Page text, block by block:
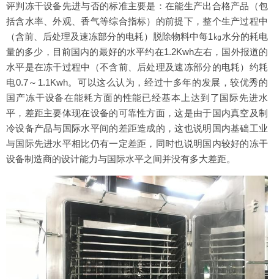
评判冻干设备先进与否的标准主要是：在能生产出合格产品（包
括含水率、外观、香气等综合指标）的前提下，整个生产过程中
（含前、后处理及速冻部分的电耗）脱除物料中每1㎏水分的耗电
量的多少，目前国内的最好的水平约在1.2Kwh左右，国外报道的
水平是在冻干过程中（不含前、后处理及速冻部分的电耗）约耗
电0.7～1.1Kwh。可以这么认为，经过十多年的发展，较优秀的
国产冻干设备在能耗方面的性能已经基本上达到了国际先进水
平，差距主要体现在设备的可靠性方面，这是由于国内真空及制
冷设备产品与国际水平间的差距造成的，这也说明国内基础工业
与国际先进水平相比仍有一定差距，同时也说明国内较好的冻干
设备制造商的设计能力与国际水平之间并没有多大差距。